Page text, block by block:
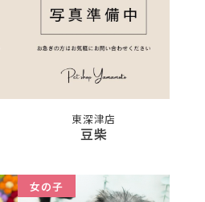
東深津店
豆柴
女の子